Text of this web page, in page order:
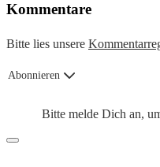
Kommentare
Bitte lies unsere
Abonnieren
Bitte melde Dich an,